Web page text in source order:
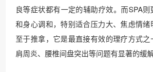
良等症状都有一定的辅助疗效。而SPA
和身心调和，特别适合压力大、焦虑情绪
至于推拿，它是最直接有效的理疗方式之
肩周炎、腰椎间盘突出等问题有显著的缓解